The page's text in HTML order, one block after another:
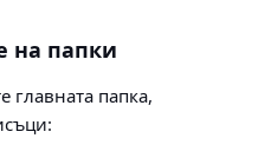
на папки
главната папка,